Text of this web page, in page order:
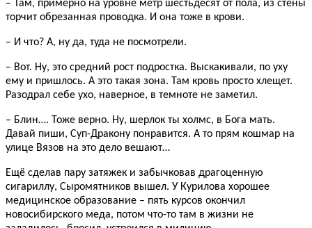
– Там, примерно на уровне метр шестьдесят от пола, из стены
торчит обрезанная проводка. И она тоже в крови.
– И что? А, ну да, туда не посмотрели.
– Вот. Ну, это средний рост подростка. Выскакивали, по уху
ему и пришлось. А это такая зона. Там кровь просто хлещет.
Разодрал себе ухо, наверное, в темноте не заметил.
– Блин…. Тоже верно. Ну, шерлок ты холмс, в Бога мать.
Давай пиши, Суп-Дракону понравится. А то прям кошмар на
улице Вязов на это дело вешают…
Ещё сделав пару затяжек и забычковав драгоценную
сигариллу, Сыромятников вышел. У Курилова хорошее
медицинское образование – пять курсов окончил
новосибирского меда, потом что-то там в жизни не